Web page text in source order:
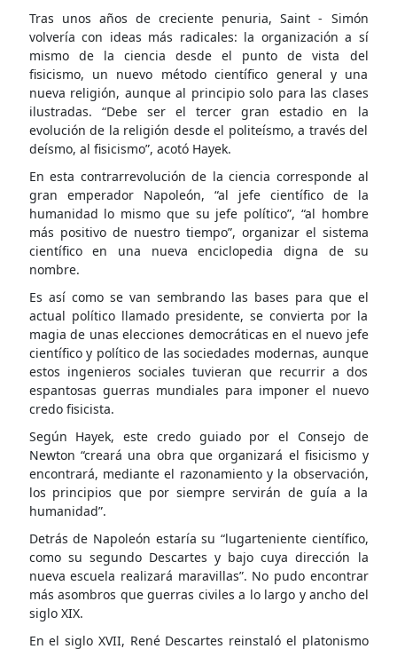
Tras unos años de creciente penuria, Saint - Simón
volvería con ideas más radicales: la organización a sí
mismo de la ciencia desde el punto de vista del
fisicismo, un nuevo método científico general y una
nueva religión, aunque al principio solo para las clases
ilustradas. “Debe ser el tercer gran estadio en la
evolución de la religión desde el politeísmo, a través del
deísmo, al fisicismo”, acotó Hayek.
En esta contrarrevolución de la ciencia corresponde al
gran emperador Napoleón, “al jefe científico de la
humanidad lo mismo que su jefe político”, “al hombre
más positivo de nuestro tiempo”, organizar el sistema
científico en una nueva enciclopedia digna de su
nombre.
Es así como se van sembrando las bases para que el
actual político llamado presidente, se convierta por la
magia de unas elecciones democráticas en el nuevo jefe
científico y político de las sociedades modernas, aunque
estos ingenieros sociales tuvieran que recurrir a dos
espantosas guerras mundiales para imponer el nuevo
credo fisicista.
Según Hayek, este credo guiado por el Consejo de
Newton “creará una obra que organizará el fisicismo y
encontrará, mediante el razonamiento y la observación,
los principios que por siempre servirán de guía a la
humanidad”.
Detrás de Napoleón estaría su “lugarteniente científico,
como su segundo Descartes y bajo cuya dirección la
nueva escuela realizará maravillas”. No pudo encontrar
más asombros que guerras civiles a lo largo y ancho del
siglo XIX.
En el siglo XVII, René Descartes reinstaló el platonismo